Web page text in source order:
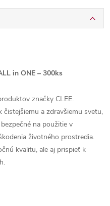
in ONE – 300ks
značky CLEE.
čistejšiemu a zdravšiemu svetu,
na použitie v
životného prostredia.
kvalitu, ale aj prispieť k